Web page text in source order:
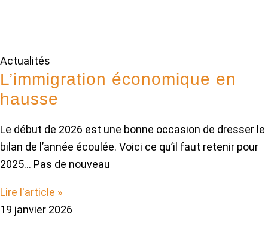
Actualités
L’immigration économique en
hausse
Le début de 2026 est une bonne occasion de dresser le
bilan de l’année écoulée. Voici ce qu’il faut retenir pour
2025… Pas de nouveau
Lire l'article »
19 janvier 2026